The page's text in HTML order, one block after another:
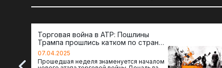
Торговая война в АТР: Пошлины
Трампа прошлись катком по странам
региона
07.04.2025
Прошедшая неделя знаменуется началом